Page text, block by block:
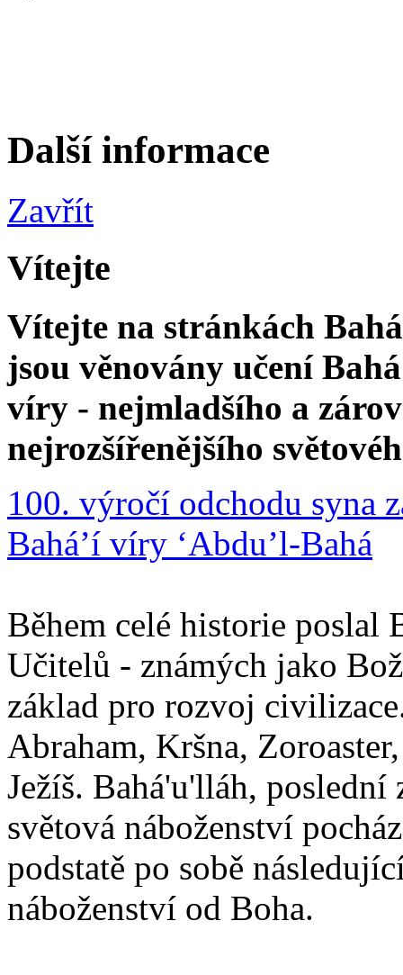
Další informace
Zavřít
Vítejte
Vítejte na stránkách
jsou věnovány učení
víry - nejmladšího a
nejrozšířenějšího
100. výročí odchodu syna
Bahá’í víry ‘Abdu’l-Bahá
Během celé historie poslal
Učitelů - známých jako
základ pro rozvoj
Abraham, Kršna,
Ježíš. Bahá'u'lláh,
světová náboženství
podstatě po sobě
náboženství od Boha.